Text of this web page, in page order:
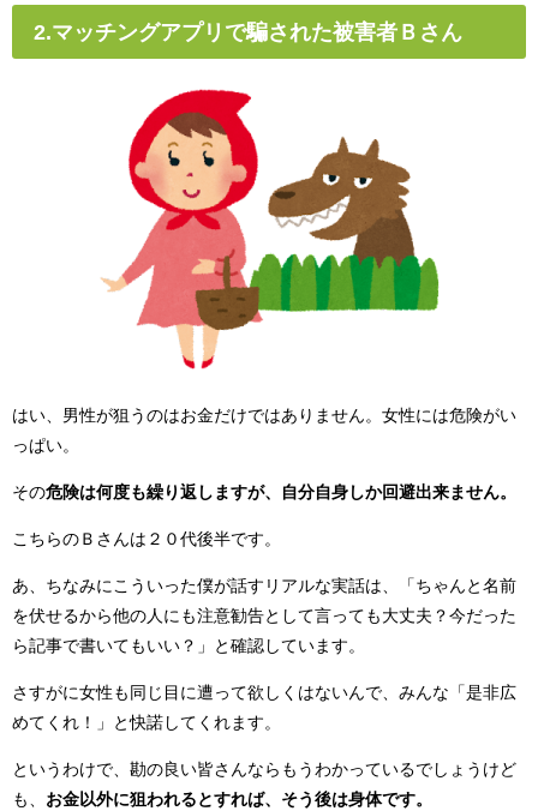
2.マッチングアプリで騙された被害者Ｂさん
はい、男性が狙うのはお金だけではありません。女性には危険がい
っぱい。
その危険は何度も繰り返しますが、自分自身しか回避出来ません。
こちらのＢさんは２０代後半です。
あ、ちなみにこういった僕が話すリアルな実話は、「ちゃんと名前
を伏せるから他の人にも注意勧告として言っても大丈夫？今だった
ら記事で書いてもいい？」と確認しています。
さすがに女性も同じ目に遭って欲しくはないんで、みんな「是非広
めてくれ！」と快諾してくれます。
というわけで、勘の良い皆さんならもうわかっているでしょうけど
も、 お金以外に狙われるとすれば、そう後は身体です。